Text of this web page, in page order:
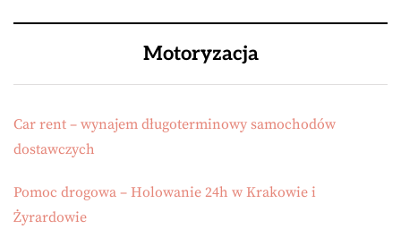
Motoryzacja
Car rent – wynajem długoterminowy samochodów
dostawczych
Pomoc drogowa – Holowanie 24h w Krakowie i
Żyrardowie